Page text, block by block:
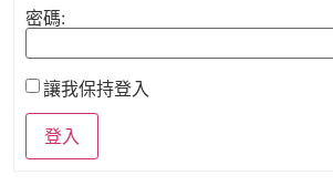
密碼:
讓我保持登入
登入